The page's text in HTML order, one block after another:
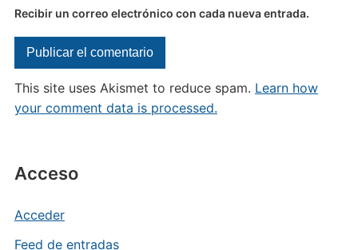
Acceso
Acceder
Feed de entradas
Recibir un correo electrónico con cada nueva entrada.
This site uses Akismet to reduce spam. Learn how
your comment data is processed.